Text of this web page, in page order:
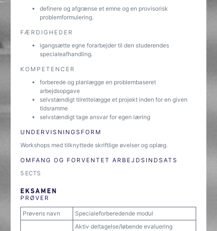
definere og afgrænse et emne og en provisorisk
problemformulering.
FÆRDIGHEDER
igangsætte egne forarbejder til den studerendes
specialeafhandling.
KOMPETENCER
forberede og planlægge en problembaseret
arbejdsopgave
selvstændigt tilrettelægge et projekt inden for en given
tidsramme
selvstændigt tage ansvar for egen læring
UNDERVISNINGSFORM
Workshops med tilknyttede skriftlige øvelser og oplæg.
OMFANG OG FORVENTET ARBEJDSINDSATS
5 ECTS
EKSAMEN
PRØVER
Prøvens navn Specialeforberedende modul
Aktiv deltagelse/løbende evaluering